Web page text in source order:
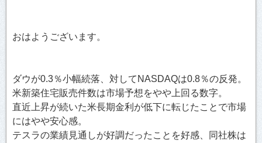
おはようございます。
ダウが0.3％小幅続落、対してNASDAQは0.8％の反発。
米新築住宅販売件数は市場予想をやや上回る数字。
直近上昇が続いた米長期金利が低下に転じたことで市場
にはやや安心感。
テスラの業績見通しが好調だったことを好感、同社株は